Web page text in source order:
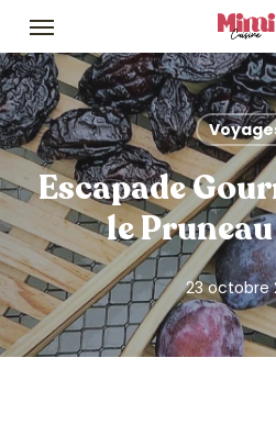
Skip
main
content
Menu
Escapade
le Pruneau
23 octobre